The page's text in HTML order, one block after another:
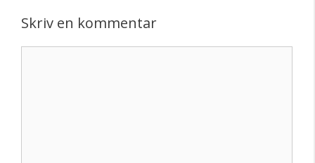
Skriv en kommentar